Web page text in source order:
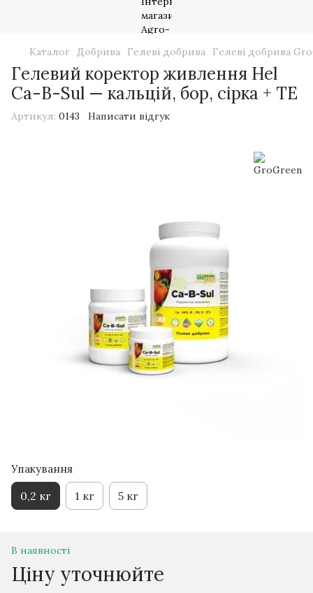
Каталог Добрива Гелеві добрива Гелеві добрива
Гелевий коректор живлення Hel
Ca-B-Sul — кальцій, бор, сірка + TE
Артикул: 0143 Написати відгук
Упакування
0,2 кг 1 кг 5 кг
В наявності
Ціну уточнюйте